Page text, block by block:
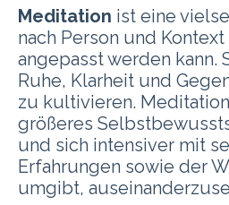
Meditation ist eine
nach Person und
angepasst werden kann.
Ruhe, Klarheit und
zu kultivieren.
größeres
und sich intensiver mit
Erfahrungen sowie der
umgibt,